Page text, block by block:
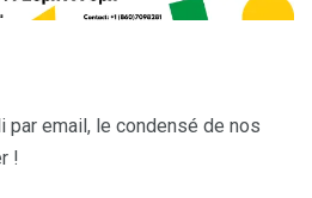
par email, le condensé de nos
!